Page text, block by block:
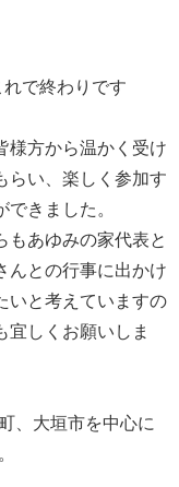
で終わりです
様方から温かく受け
らい、楽しく参加す
できました。
もあゆみの家代表と
んとの行事に出かけ
いと考えていますの
宜しくお願いしま
、大垣市を中心に